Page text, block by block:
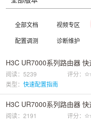
全部文档 视频专区
配置调测
诊断维护
H3C UR7000系列路由器
阅读：5239 评分：
类型： 快速配置指南
H3C UR7000系列路由器
阅读：2191 评分：